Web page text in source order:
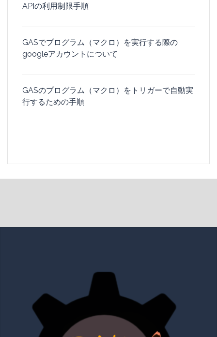
APIの利用制限手順
GASでプログラム（マクロ）を実行する際の
googleアカウントについて
GASのプログラム（マクロ）をトリガーで自動実
行するための手順